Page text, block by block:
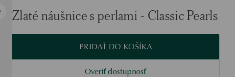
Zlaté náušnice s perlami - Classic Pearls
PRIDAŤ DO KOŠÍKA
Overiť dostupnosť